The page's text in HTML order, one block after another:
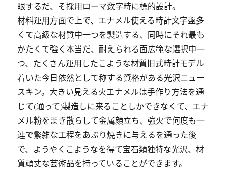
眼するだ、そ採用ローマ数字時に標的設計。
材料運用方面で上で、エナメル使える時計文字盤多
くて高級な材質中一つを製造する、同時にそれ最も
かたくて強く本当だ、耐えられる面広範な選択中一
つ、たくさん運用したこような材質旧式時計モデル
着いた今日依然として称する資格がある光沢ニュー
スキン。大きい見える火エナメルは手作り方法を通
じて(通って)製造しに来ることしかできなくて、エナ
メル粉をまき散らして金属顔立ち、強火で何度も一
連で繁雑な工程をあぶり焼きに与えるを通った後
で、ようやくこようなを得て宝石類独特な光沢、材
質頑丈な芸術品を持っていることができます。